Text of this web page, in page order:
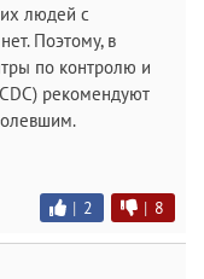
людей с
Поэтому, в
по контролю и
рекомендуют
| 2 | 8